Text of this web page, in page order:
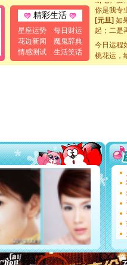
精彩生活
星座运势
每日财运
花边新闻
魔鬼辞典
情感测试
生活笑话
你是我专
[元旦]如
起；二是
离。水晶
[元旦]当
泣，这痛
卖了。水
你太多，
要平安
[圣诞节]
能正大
都要快乐
[圣诞节]
如意,快
[元旦]
断电。
你是我
[元旦]如
起；二是
今日运程
桃花运，